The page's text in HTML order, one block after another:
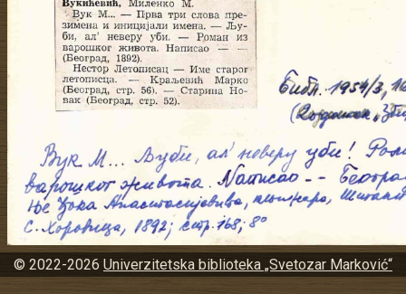
© 2022-2026 Univerzitetska biblioteka „Svetozar Marković“